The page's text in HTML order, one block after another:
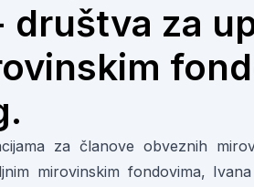
društva za
za članove obveznih
mirovinskim fondovima,